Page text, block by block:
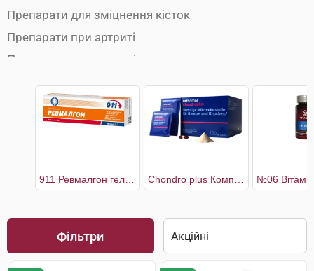
Препарати для зміцнення кісток
Препарати при артриті
Препарати при артрозі
Препарати при бурситі
Препарати при міозиті
Препарати при остеопорозі
Препарати при розтягуванні зв'язок
Протизапальні препарати
Хондропротектори
Фільтри